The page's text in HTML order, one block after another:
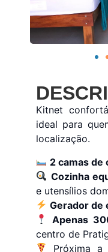
Kitnet
ideal para
localização.
2 camas de
Cozinha
e utensílios
Gerador de
Apenas
centro de
Próxima a